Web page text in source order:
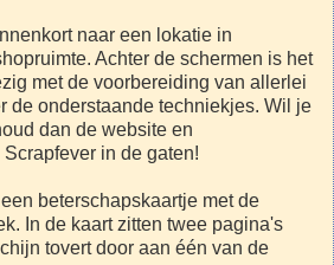
naar een lokatie in
Achter de schermen is het
met de voorbereiding van allerlei
de onderstaande techniekjes. Wil je
dan de website en
in de gaten!
beterschapskaartje met de
In de kaart zitten twee pagina's
tovert door aan één van de